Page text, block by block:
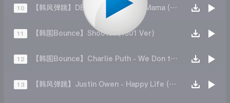
10 【韩风弹跳】DEMIXL Arkins - Oh Mama (Original Mix)
11 【韩国Bounce】Shooter (1301 Ver)
12 【韩国Bounce】Charlie Puth - We Don t Talk Anymore (L2K Remix)
13 【韩风弹跳】Justin Owen - Happy Life (Original Mix)